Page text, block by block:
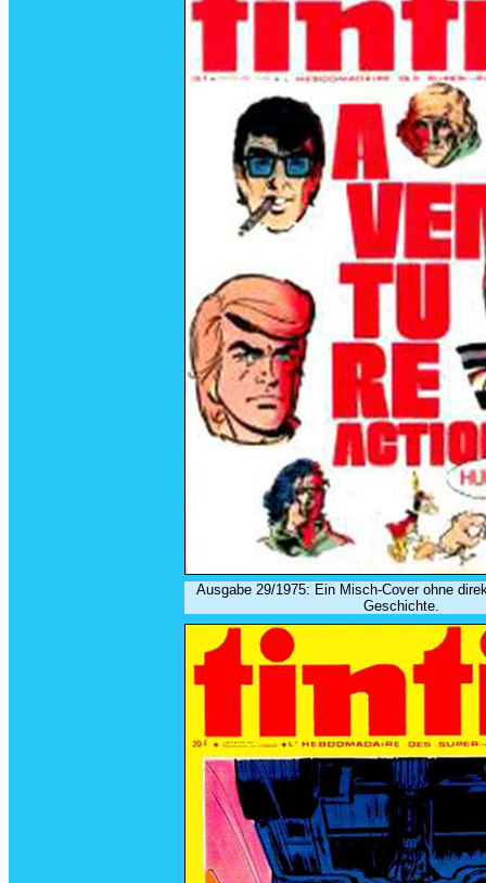
Ausgabe 29/1975: Ein Misch-Cover ohne
Geschichte.